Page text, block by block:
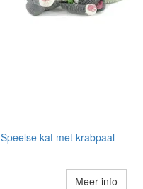
Speelse kat met krabpaal
Meer info